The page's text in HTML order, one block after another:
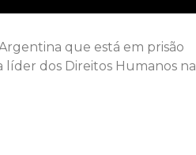
que está em prisão
líder dos Direitos Humanos na